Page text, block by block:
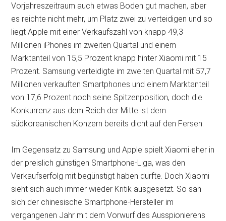
Vorjahreszeitraum auch etwas Boden gut machen, aber
es reichte nicht mehr, um Platz zwei zu verteidigen und so
liegt Apple mit einer Verkaufszahl von knapp 49,3
Millionen iPhones im zweiten Quartal und einem
Marktanteil von 15,5 Prozent knapp hinter Xiaomi mit 15
Prozent. Samsung verteidigte im zweiten Quartal mit 57,7
Millionen verkauften Smartphones und einem Marktanteil
von 17,6 Prozent noch seine Spitzenposition, doch die
Konkurrenz aus dem Reich der Mitte ist dem
südkoreanischen Konzern bereits dicht auf den Fersen.
Im Gegensatz zu Samsung und Apple spielt Xiaomi eher in
der preislich günstigen Smartphone-Liga, was den
Verkaufserfolg mit begünstigt haben dürfte. Doch Xiaomi
sieht sich auch immer wieder Kritik ausgesetzt. So sah
sich der chinesische Smartphone-Hersteller im
vergangenen Jahr mit dem Vorwurf des Ausspionierens